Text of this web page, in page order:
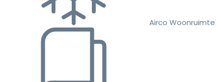
Airco Woonruimte